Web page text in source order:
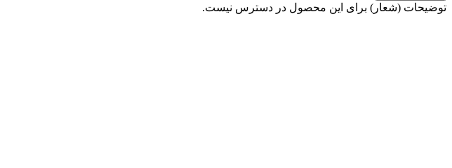
توضیحات (شعار) برای این محصول در دسترس نیست.